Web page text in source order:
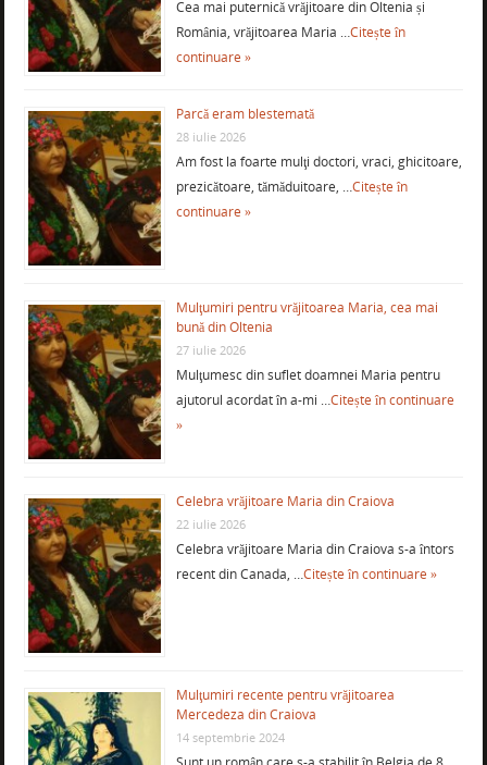
Cea mai puternică vrăjitoare din Oltenia și
România, vrăjitoarea Maria …Citește în
continuare »
Parcă eram blestemată
28 iulie 2026
Am fost la foarte mulţi doctori, vraci, ghicitoare,
prezicătoare, tămăduitoare, …Citește în
continuare »
Mulţumiri pentru vrăjitoarea Maria, cea mai
bună din Oltenia
27 iulie 2026
Mulţumesc din suflet doamnei Maria pentru
ajutorul acordat în a-mi …Citește în continuare
»
Celebra vrăjitoare Maria din Craiova
22 iulie 2026
Celebra vrăjitoare Maria din Craiova s-a întors
recent din Canada, …Citește în continuare »
Mulţumiri recente pentru vrăjitoarea
Mercedeza din Craiova
14 septembrie 2024